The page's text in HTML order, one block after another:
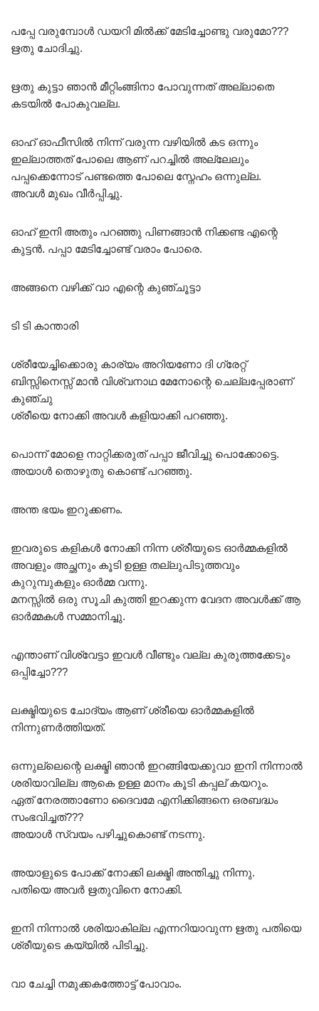
പപ്പേ വരുമ്പോൾ ഡയറി മിൽക്ക് മേടിച്ചോണ്ടു വരുമോ???
ഋതു ചോദിച്ചു.
ഋതു കുട്ടാ ഞാൻ മീറ്റിംങ്ങിനാ പോവുന്നത് അല്ലാതെ
കടയിൽ പോകുവല്ല.
ഓഹ് ഓഫീസിൽ നിന്ന് വരുന്ന വഴിയിൽ കട ഒന്നും
ഇല്ലാത്തത് പോലെ ആണ് പറച്ചിൽ അല്ലേലും
പപ്പക്കെന്നോട് പണ്ടത്തെ പോലെ സ്നേഹം ഒന്നുല്ല.
അവൾ മുഖം വീർപ്പിച്ചു.
ഓഹ് ഇനി അതും പറഞ്ഞു പിണങ്ങാൻ നിക്കണ്ട എന്റെ
കുട്ടൻ. പപ്പാ മേടിച്ചോണ്ട് വരാം പോരെ.
അങ്ങനെ വഴിക്ക് വാ എന്റെ കുഞ്ചൂട്ടാ
ടി ടി കാന്താരി
ശ്രീയേച്ചിക്കൊരു കാര്യം അറിയണോ ദി ഗ്രേറ്റ്‌
ബിസ്സിനെസ്സ് മാൻ വിശ്വനാഥ മേനോന്റെ ചെല്ലപ്പേരാണ്
കുഞ്ചു
ശ്രീയെ നോക്കി അവൾ കളിയാക്കി പറഞ്ഞു.
പൊന്ന് മോളെ നാറ്റിക്കരുത് പപ്പാ ജീവിച്ചു പൊക്കോട്ടെ.
അയാൾ തൊഴുതു കൊണ്ട് പറഞ്ഞു.
അന്ത ഭയം ഇറുക്കണം.
ഇവരുടെ കളികൾ നോക്കി നിന്ന ശ്രീയുടെ ഓർമ്മകളിൽ
അവളും അച്ഛനും കൂടി ഉള്ള തല്ലുപിടുത്തവും
കുറുമ്പുകളും ഓർമ്മ വന്നു.
മനസ്സിൽ ഒരു സൂചി കുത്തി ഇറക്കുന്ന വേദന അവൾക്ക് ആ
ഓർമ്മകൾ സമ്മാനിച്ചു.
എന്താണ് വിശ്വേട്ടാ ഇവൾ വീണ്ടും വല്ല കുരുത്തക്കേടും
ഒപ്പിച്ചോ???
ലക്ഷ്മിയുടെ ചോദ്യം ആണ് ശ്രീയെ ഓർമ്മകളിൽ
നിന്നുണർത്തിയത്.
ഒന്നുല്ലെന്റെ ലക്ഷ്മി ഞാൻ ഇറങ്ങിയേക്കുവാ ഇനി നിന്നാൽ
ശരിയാവില്ല ആകെ ഉള്ള മാനം കൂടി കപ്പല് കയറും.
ഏത് നേരത്താണോ ദൈവമേ എനിക്കിങ്ങനെ ഒരബദ്ധം
സംഭവിച്ചത്???
അയാൾ സ്വയം പഴിച്ചുകൊണ്ട് നടന്നു.
അയാളുടെ പോക്ക് നോക്കി ലക്ഷ്മി അന്തിച്ചു നിന്നു.
പതിയെ അവർ ഋതുവിനെ നോക്കി.
ഇനി നിന്നാൽ ശരിയാകില്ല എന്നറിയാവുന്ന ഋതു പതിയെ
ശ്രീയുടെ കയ്യിൽ പിടിച്ചു.
വാ ചേച്ചി നമുക്കകത്തോട്ട് പോവാം.